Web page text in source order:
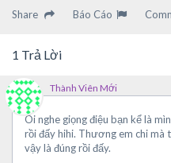
Share Báo Cáo
1 Trả Lời
Thành Viên Mới
Ôi nghe giọng điệu bạn kể là
rồi đấy hihi. Thương em chi mà
vậy là đúng rồi đấy.